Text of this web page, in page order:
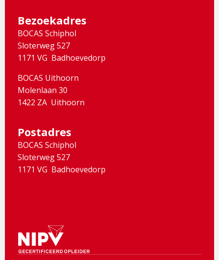
Bezoekadres
BOCAS Schiphol
Sloterweg 527
1171 VG Badhoevedorp
BOCAS Uithoorn
Molenlaan 30
1422 ZA Uithoorn
Postadres
BOCAS Schiphol
Sloterweg 527
1171 VG Badhoevedorp